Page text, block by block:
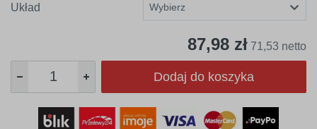
Układ
87,98 zł 71,53 netto
Dodaj do koszyka